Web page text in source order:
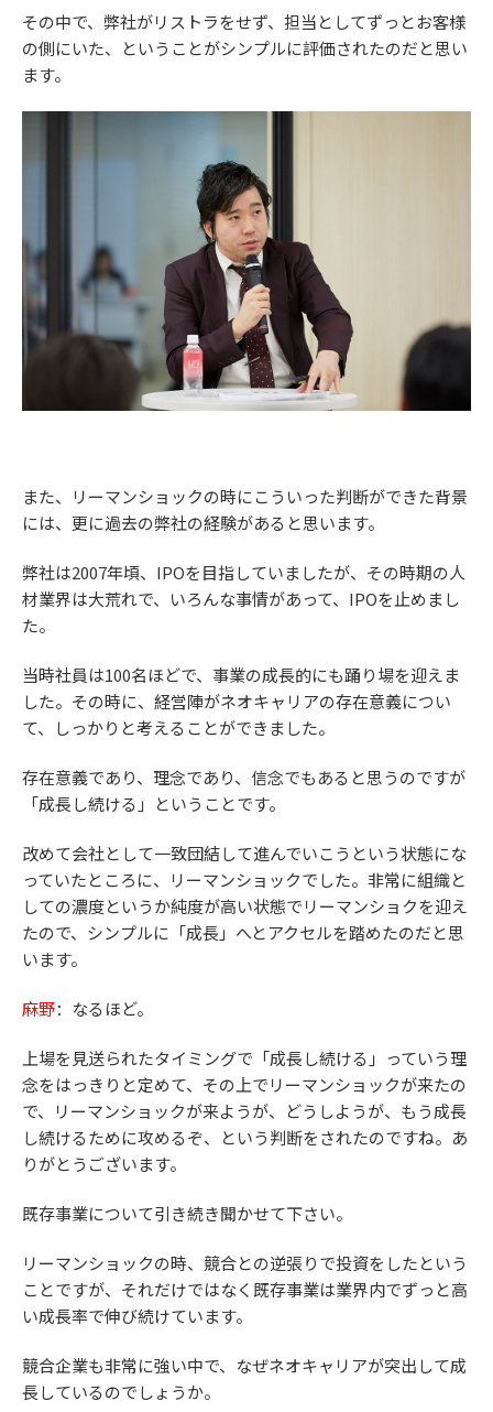
その中で、弊社がリストラをせず、担当としてずっとお客様
の側にいた、ということがシンプルに評価されたのだと思い
ます。
また、リーマンショックの時にこういった判断ができた背景
には、更に過去の弊社の経験があると思います。
弊社は2007年頃、IPOを目指していましたが、その時期の人
材業界は大荒れで、いろんな事情があって、IPOを止めまし
た。
当時社員は100名ほどで、事業の成長的にも踊り場を迎えま
した。その時に、経営陣がネオキャリアの存在意義につい
て、しっかりと考えることができました。
存在意義であり、理念であり、信念でもあると思うのですが
「成長し続ける」ということです。
改めて会社として一致団結して進んでいこうという状態にな
っていたところに、リーマンショックでした。非常に組織と
しての濃度というか純度が高い状態でリーマンショクを迎え
たので、シンプルに「成長」へとアクセルを踏めたのだと思
います。
麻野：なるほど。
上場を見送られたタイミングで「成長し続ける」っていう理
念をはっきりと定めて、その上でリーマンショックが来たの
で、リーマンショックが来ようが、どうしようが、もう成長
し続けるために攻めるぞ、という判断をされたのですね。あ
りがとうございます。
既存事業について引き続き聞かせて下さい。
リーマンショックの時、競合との逆張りで投資をしたという
ことですが、それだけではなく既存事業は業界内でずっと高
い成長率で伸び続けています。
競合企業も非常に強い中で、なぜネオキャリアが突出して成
長しているのでしょうか。